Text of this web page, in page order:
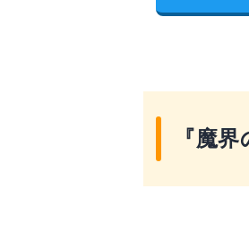
『魔